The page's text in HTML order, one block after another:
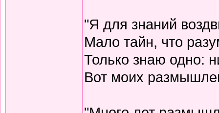
"Я для знаний
Мало тайн, что
Только знаю одно:
Вот моих